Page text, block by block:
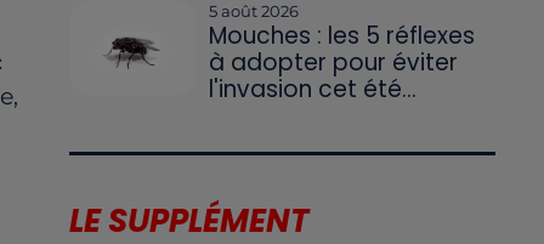
5 août 2026
Mouches : les 5 réflexes
à adopter pour éviter
l'invasion cet été...
LE SUPPLÉMENT